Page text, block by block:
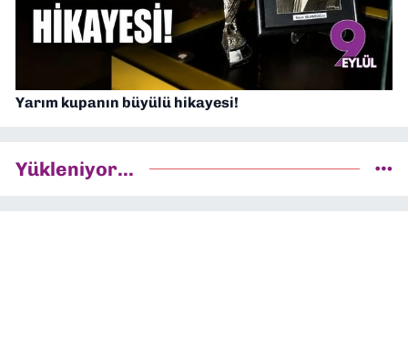
Yarım kupanın büyülü hikayesi!
Yükleniyor...